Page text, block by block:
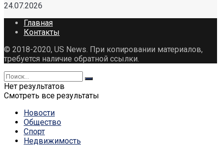
24.07.2026
Главная
Контакты
© 2018-2020, US News. При копировании материалов,
требуется наличие обратной ссылки.
Нет результатов
Смотреть все результаты
Новости
Общество
Спорт
Недвижимость